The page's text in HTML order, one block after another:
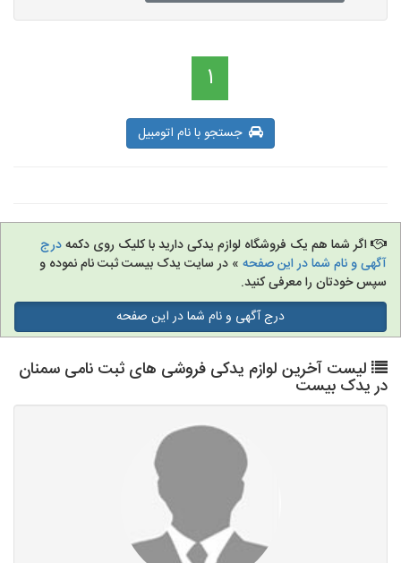
1
جستجو با نام اتومبیل
اگر شما هم یک فروشگاه لوازم یدکی دارید با کلیک روی دکمهدرج
آگهی و نام شما در این صفحه » در سایت یدک بیست ثبت نام نموده و
سپس خودتان را معرفی کنید.
درج آگهی و نام شما در این صفحه
لیست آخرین لوازم یدکی فروشی های ثبت نامی سمنان
در یدک بیست